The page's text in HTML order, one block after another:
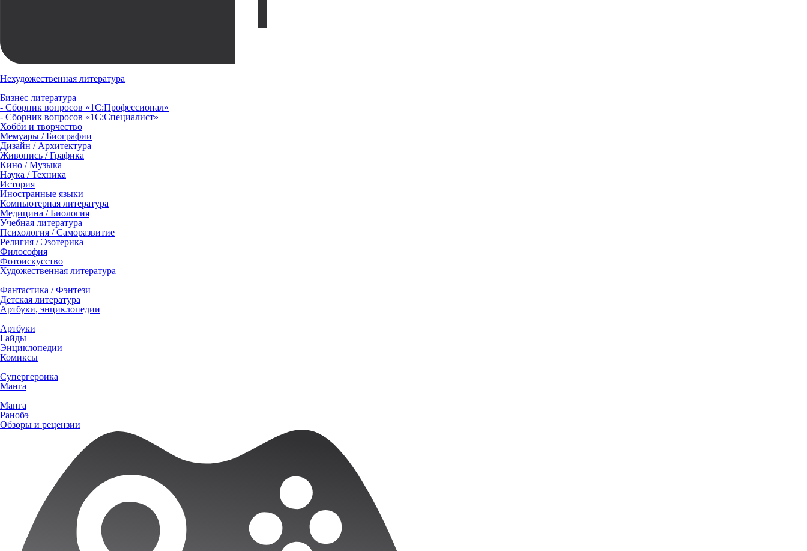
Нехудожественная литература
Бизнес литература
- Сборник вопросов «1С:Профессионал»
- Сборник вопросов «1С:Специалист»
Хобби и творчество
Мемуары / Биографии
Дизайн / Архитектура
Живопись / Графика
Кино / Музыка
Наука / Техника
История
Иностранные языки
Компьютерная литература
Медицина / Биология
Учебная литература
Психология / Саморазвитие
Религия / Эзотерика
Философия
Фотоискусство
Художественная литература
Фантастика / Фэнтези
Детская литература
Артбуки, энциклопедии
Артбуки
Гайды
Энциклопедии
Комиксы
Супергероика
Манга
Манга
Ранобэ
Обзоры и рецензии